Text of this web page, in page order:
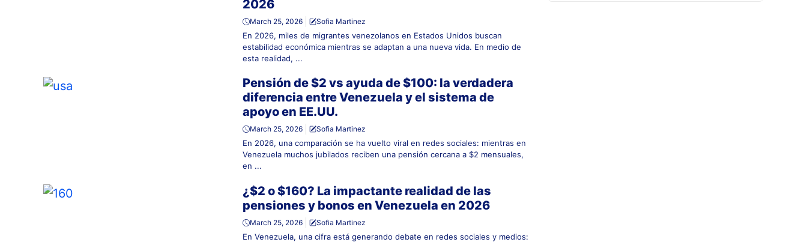
2026
March 25, 2026 Sofia Martinez
En 2026, miles de migrantes venezolanos en Estados Unidos buscan
estabilidad económica mientras se adaptan a una nueva vida. En medio de
esta realidad, ...
Pensión de $2 vs ayuda de $100: la verdadera
diferencia entre Venezuela y el sistema de
apoyo en EE.UU.
March 25, 2026 Sofia Martinez
En 2026, una comparación se ha vuelto viral en redes sociales: mientras en
Venezuela muchos jubilados reciben una pensión cercana a $2 mensuales,
en ...
¿$2 o $160? La impactante realidad de las
pensiones y bonos en Venezuela en 2026
March 25, 2026 Sofia Martinez
En Venezuela, una cifra está generando debate en redes sociales y medios: